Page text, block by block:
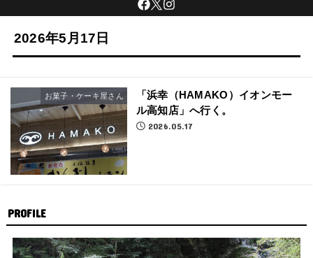
2026年5月17日
お菓子・ケーキ屋さん
「浜幸（HAMAKO）イオンモー
ル高知店」へ行く。
2026.05.17
PROFILE